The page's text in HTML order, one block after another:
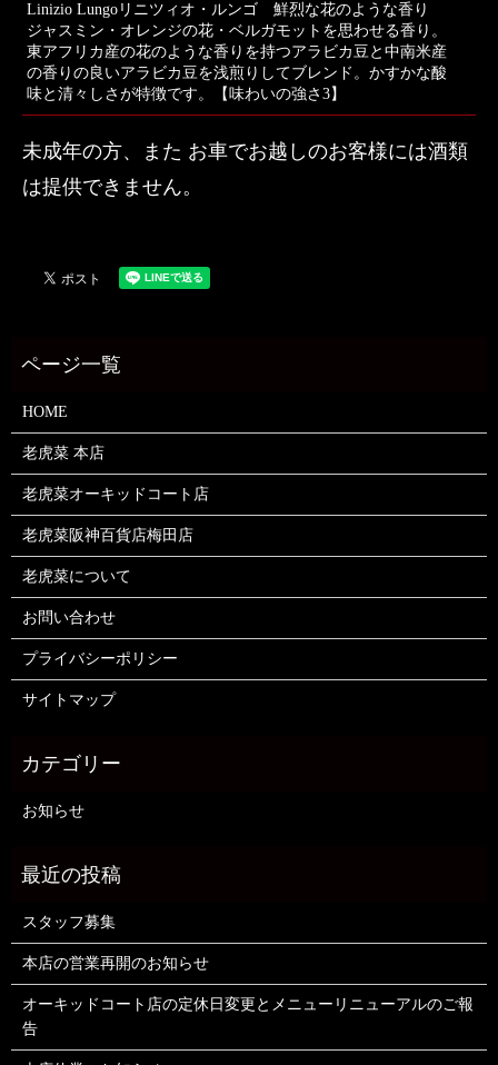
Linizio Lungoリニツィオ・ルンゴ 鮮烈な花のような香り
ジャスミン・オレンジの花・ベルガモットを思わせる香り。
東アフリカ産の花のような香りを持つアラビカ豆と中南米産
の香りの良いアラビカ豆を浅煎りしてブレンド。かすかな酸
味と清々しさが特徴です。【味わいの強さ3】
未成年の方、また お車でお越しのお客様には酒類
は提供できません。
HOME
老虎菜 本店
老虎菜オーキッドコート店
老虎菜阪神百貨店梅田店
老虎菜について
お問い合わせ
プライバシーポリシー
サイトマップ
お知らせ
スタッフ募集
本店の営業再開のお知らせ
オーキッドコート店の定休日変更とメニューリニューアルのご報
告